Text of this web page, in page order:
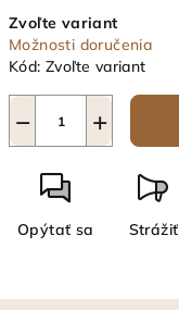
cena:
Zvoľte variant
Možnosti doručenia
Kód: Zvoľte variant
+
−
Opýtať sa Strážiť